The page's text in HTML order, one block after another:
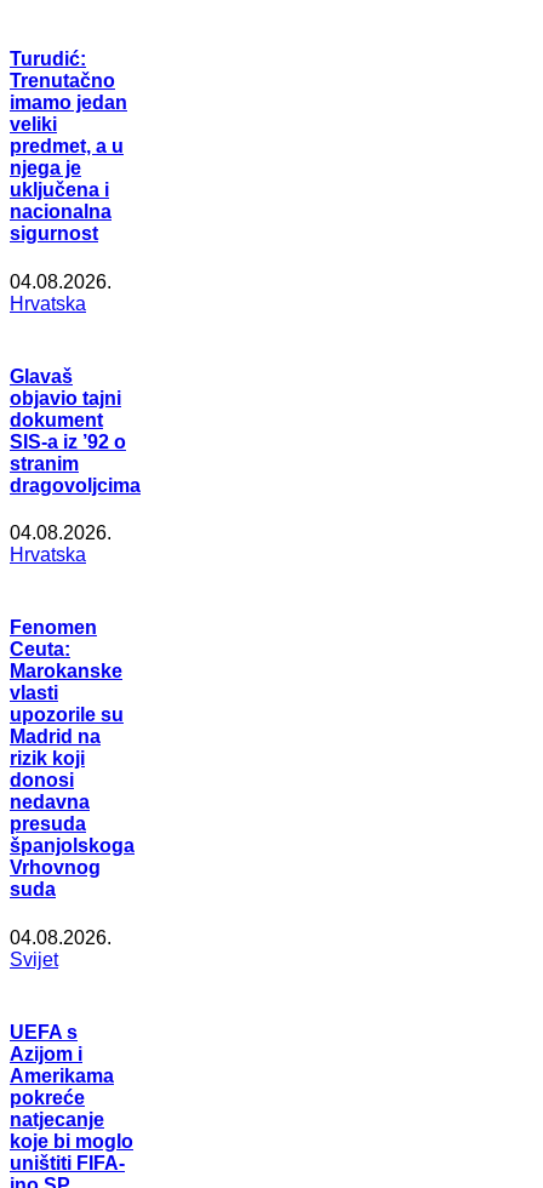
Turudić:
Trenutačno
imamo jedan
veliki
predmet, a u
njega je
uključena i
nacionalna
sigurnost
04.08.2026.
Hrvatska
Glavaš
objavio tajni
dokument
SIS-a iz ’92 o
stranim
dragovoljcima
04.08.2026.
Hrvatska
Fenomen
Ceuta:
Marokanske
vlasti
upozorile su
Madrid na
rizik koji
donosi
nedavna
presuda
španjolskoga
Vrhovnog
suda
04.08.2026.
Svijet
UEFA s
Azijom i
Amerikama
pokreće
natjecanje
koje bi moglo
uništiti FIFA-